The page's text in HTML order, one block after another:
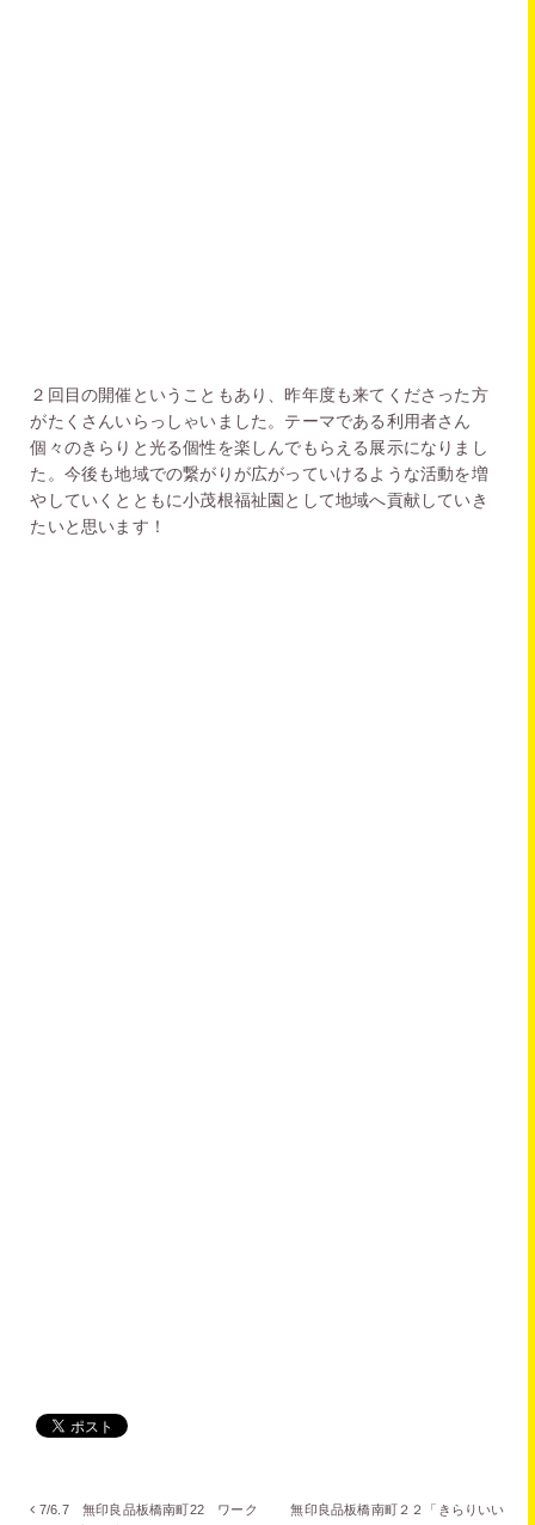
２回目の開催ということもあり、昨年度も来てくださった方
がたくさんいらっしゃいました。テーマである利用者さん
個々のきらりと光る個性を楽しんでもらえる展示になりまし
た。今後も地域での繋がりが広がっていけるような活動を増
やしていくとともに小茂根福祉園として地域へ貢献していき
たいと思います！
7/6.7 無印良品板橋南町22 ワーク
無印良品板橋南町２２「きらりいい